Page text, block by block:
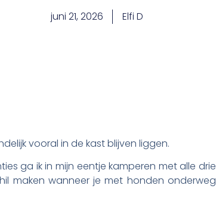
juni 21, 2026 Elfi D
vooral in de kast blijven liggen.
ga ik in mijn eentje kamperen met alle drie
maken wanneer je met honden onderweg